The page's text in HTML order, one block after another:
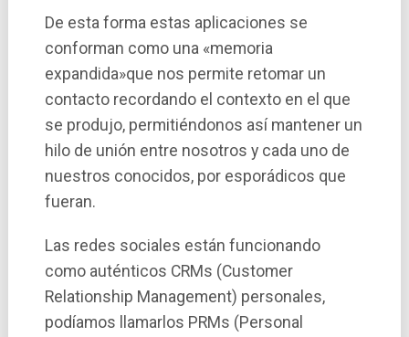
De esta forma estas aplicaciones se
conforman como una «memoria
expandida»que nos permite retomar un
contacto recordando el contexto en el que
se produjo, permitiéndonos así­ mantener un
hilo de unión entre nosotros y cada uno de
nuestros conocidos, por esporádicos que
fueran.
Las redes sociales están funcionando
como auténticos CRMs (Customer
Relationship Management) personales,
podí­amos llamarlos PRMs (Personal